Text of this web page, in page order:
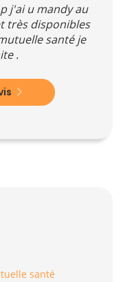
j'ai u mandy au
très disponibles
santé je
.
santé